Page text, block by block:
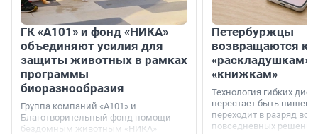
ГК «А101» и фонд «НИКА»
объединяют усилия для
защиты животных в рамках
программы
биоразнообразия
Группа компаний «А101» и
Благотворительный фонд помощи
бездомным животным «НИКА»
Петербуржцы
возвращаются к
«раскладушкам»
«книжкам»
Технология гибких
перестает быть
переходит в разряд
повседневных